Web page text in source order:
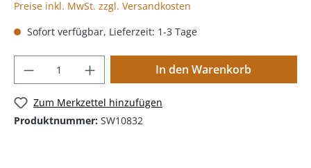
Preise inkl. MwSt. zzgl. Versandkosten
Sofort verfügbar, Lieferzeit: 1-3 Tage
In den Warenkorb
Zum Merkzettel hinzufügen
Produktnummer: SW10832